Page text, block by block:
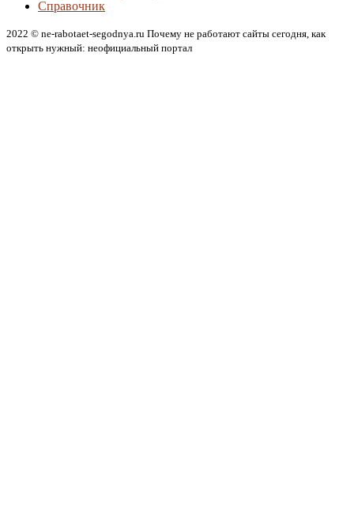
Справочник
2022 © ne-rabotaet-segodnya.ru Почему не работают сайты сегодня, как
открыть нужный: неофициальный портал